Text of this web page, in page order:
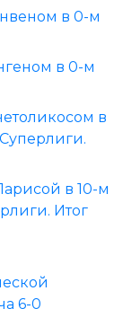
в 0-м
в 0-м
в
в 10-м
Итог
6-0